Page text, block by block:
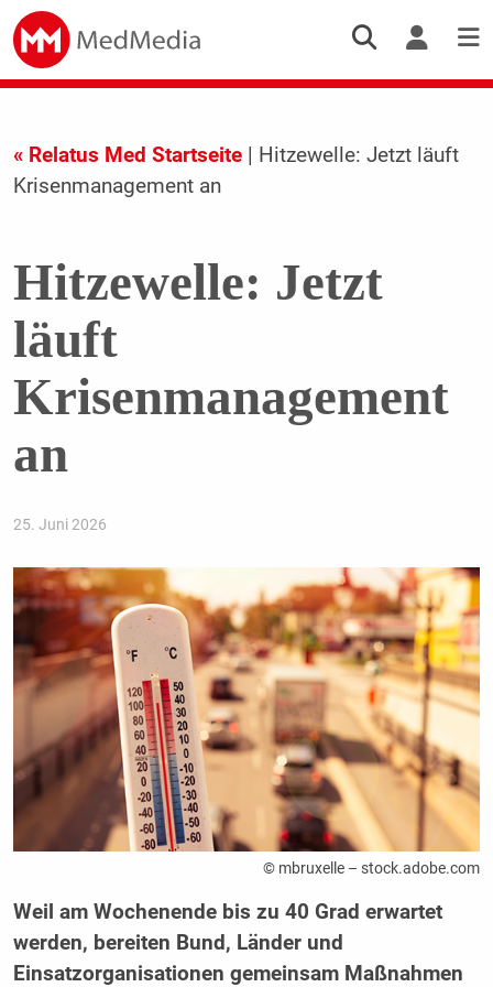
« Relatus Med Startseite| Hitzewelle: Jetzt läuft
Krisenmanagement an
Hitzewelle: Jetzt
läuft
Krisenmanagement
an
25. Juni 2026
© mbruxelle – stock.adobe.com
Weil am Wochenende bis zu 40 Grad erwartet
werden, bereiten Bund, Länder und
Einsatzorganisationen gemeinsam Maßnahmen